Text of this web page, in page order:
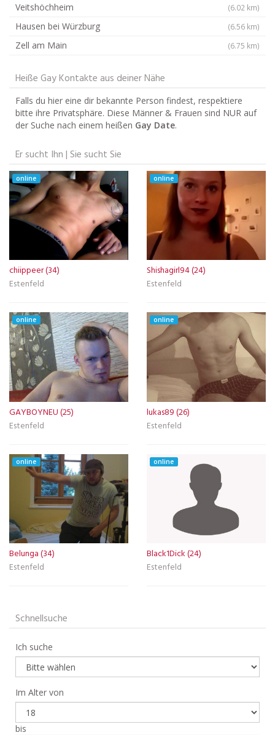
Veitshöchheim (6.02 km)
Hausen bei Würzburg (6.56 km)
Zell am Main (6.75 km)
Heiße Gay Kontakte aus deiner Nähe
Falls du hier eine dir bekannte Person findest, respektiere
bitte ihre Privatsphäre. Diese Männer & Frauen sind NUR auf
der Suche nach einem heißen Gay Date.
Er sucht Ihn | Sie sucht Sie
online
chiippeer (34)
Estenfeld
online
Shishagirl94 (24)
Estenfeld
online
GAYBOYNEU (25)
Estenfeld
online
lukas89 (26)
Estenfeld
online
Belunga (34)
Estenfeld
online
Black1Dick (24)
Estenfeld
Schnellsuche
Ich suche
Im Alter von
bis